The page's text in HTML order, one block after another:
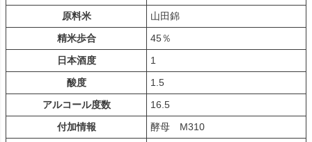
原料米
山田錦
精米歩合
45％
日本酒度
1
酸度
1.5
アルコール度数
16.5
付加情報
酵母 M310